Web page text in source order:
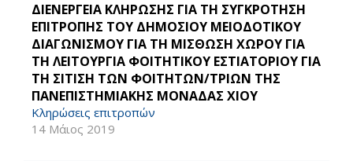
ΔΙΕΝΕΡΓΕΙΑ ΚΛΗΡΩΣΗΣ ΓΙΑ ΤΗ ΣΥΓΚΡΟΤΗΣΗ
ΕΠΙΤΡΟΠΗΣ ΤΟΥ ΔΗΜΟΣΙΟΥ ΜΕΙΟΔΟΤΙΚΟΥ
ΔΙΑΓΩΝΙΣΜΟΥ ΓΙΑ ΤΗ ΜΙΣΘΩΣΗ ΧΩΡΟΥ ΓΙΑ
ΤΗ ΛΕΙΤΟΥΡΓΙΑ ΦΟΙΤΗΤΙΚΟΥ ΕΣΤΙΑΤΟΡΙΟΥ ΓΙΑ
ΤΗ ΣΙΤΙΣΗ ΤΩΝ ΦΟΙΤΗΤΩΝ/ΤΡΙΩΝ ΤΗΣ
ΠΑΝΕΠΙΣΤΗΜΙΑΚΗΣ ΜΟΝΑΔΑΣ ΧΙΟΥ
Κληρώσεις επιτροπών
14 Μάιος 2019